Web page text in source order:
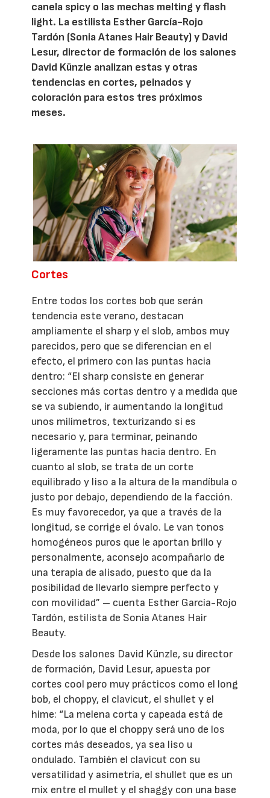
canela spicy o las mechas melting y flash
light. La estilista Esther García-Rojo
Tardón (Sonia Atanes Hair Beauty) y David
Lesur, director de formación de los salones
David Künzle analizan estas y otras
tendencias en cortes, peinados y
coloración para estos tres próximos
meses.
Cortes
Entre todos los cortes bob que serán
tendencia este verano, destacan
ampliamente el sharp y el slob, ambos muy
parecidos, pero que se diferencian en el
efecto, el primero con las puntas hacia
dentro: “El sharp consiste en generar
secciones más cortas dentro y a medida que
se va subiendo, ir aumentando la longitud
unos milímetros, texturizando si es
necesario y, para terminar, peinando
ligeramente las puntas hacia dentro. En
cuanto al slob, se trata de un corte
equilibrado y liso a la altura de la mandíbula o
justo por debajo, dependiendo de la facción.
Es muy favorecedor, ya que a través de la
longitud, se corrige el óvalo. Le van tonos
homogéneos puros que le aportan brillo y
personalmente, aconsejo acompañarlo de
una terapia de alisado, puesto que da la
posibilidad de llevarlo siempre perfecto y
con movilidad” – cuenta Esther García-Rojo
Tardón, estilista de Sonia Atanes Hair
Beauty.
Desde los salones David Künzle, su director
de formación, David Lesur, apuesta por
cortes cool pero muy prácticos como el long
bob, el choppy, el clavicut, el shullet y el
hime: “La melena corta y capeada está de
moda, por lo que el choppy será uno de los
cortes más deseados, ya sea liso u
ondulado. También el clavicut con su
versatilidad y asimetría, el shullet que es un
mix entre el mullet y el shaggy con una base